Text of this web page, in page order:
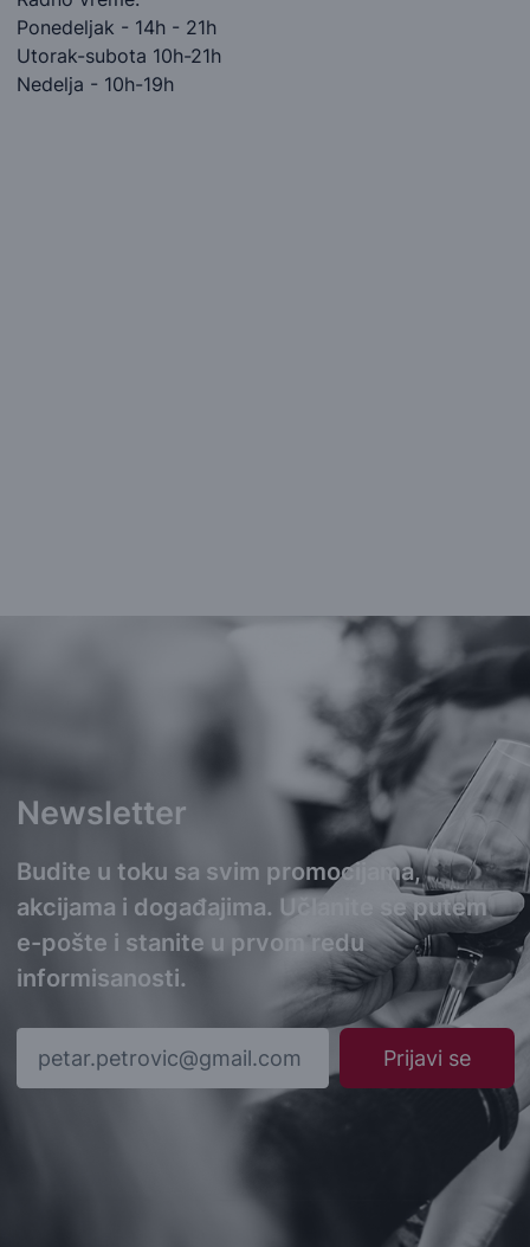
Ponedeljak - 14h - 21h
Utorak-subota 10h-21h
Nedelja - 10h-19h
Newsletter
Budite u toku sa svim promocijama,
akcijama i događajima. Učlanite se putem
e-pošte i stanite u prvom redu
informisanosti.
Prijavi se